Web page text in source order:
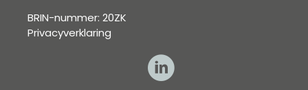
BRIN-nummer: 20ZK
Privacyverklaring